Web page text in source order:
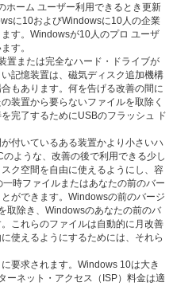
ーム ユーザー利用できるとき更新
に10およびWindowsに10人の企業
す。Windowsが10人のプロ ユーザ
す。
置または完全なハード・ドライブが
記憶装置は、磁気ディスク追加機構
もあります。何を告げる改善の間に
装置から要らないファイルを取除く
完了するためにUSBのフラッシュ ド
付いているある装置かより小さいハ
ような、改善の後で利用できる少し
ク空間を自由に使えるようにし、容
時ファイルまたはあなたの前のバー
ができます。Windowsの前のバージ
取除き、Windowsのあなたの前のバ
これらのファイルは自動的に月改善
使えるようにするためには、それら
要求されます。Windows 10は大き
ーネット・アクセス（ISP）料金は適